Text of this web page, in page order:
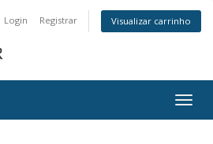
Login Registrar Visualizar carrinho